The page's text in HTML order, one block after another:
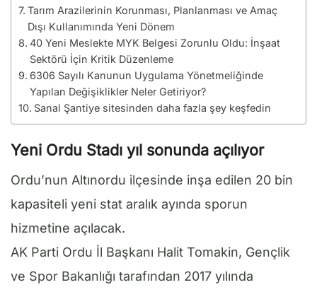
Tarım Arazilerinin Korunması, Planlanması ve Amaç
Dışı Kullanımında Yeni Dönem
40 Yeni Meslekte MYK Belgesi Zorunlu Oldu: İnşaat
Sektörü İçin Kritik Düzenleme
6306 Sayılı Kanunun Uygulama Yönetmeliğinde
Yapılan Değişiklikler Neler Getiriyor?
Sanal Şantiye sitesinden daha fazla şey keşfedin
Yeni Ordu Stadı yıl sonunda açılıyor
Ordu’nun Altınordu ilçesinde inşa edilen 20 bin
kapasiteli yeni stat aralık ayında sporun
hizmetine açılacak.
AK Parti Ordu İl Başkanı Halit Tomakin, Gençlik
ve Spor Bakanlığı tarafından 2017 yılında